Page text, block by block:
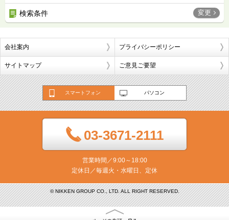
検索条件 変更
会社案内 プライバシーポリシー
サイトマップ ご意見ご要望
スマートフォン パソコン
03-3671-2111
営業時間／9:00～18:00
定休日／毎週火・水曜日、定休
© NIKKEN GROUP CO., LTD. ALL RIGHT RESERVED.